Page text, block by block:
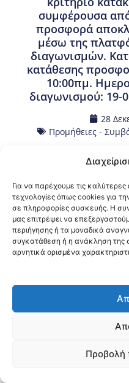
Για να παρέχουμε τις καλύτερες
τεχνολογίες όπως cookies για
σε πληροφορίες συσκευής. Η
μας επιτρέψει να
περιήγησης ή τα μοναδικά
συγκατάθεση ή η ανάκληση της
αρνητικά ορισμένα
Προβολή
συμφέρουσα
προσφορά
μέσω της
διαγωνισμών.
κατάθεσης
10:00πμ.
διαγωνισμού: 19-
28
Προμήθειες -
@2026
Πολιτική
Θεσσαλονίκη,
email:
Page Visits: 00014